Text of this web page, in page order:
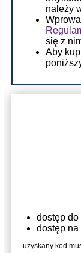
należy
się z
Aby
dostęp do
dostęp na
uzyskany kod